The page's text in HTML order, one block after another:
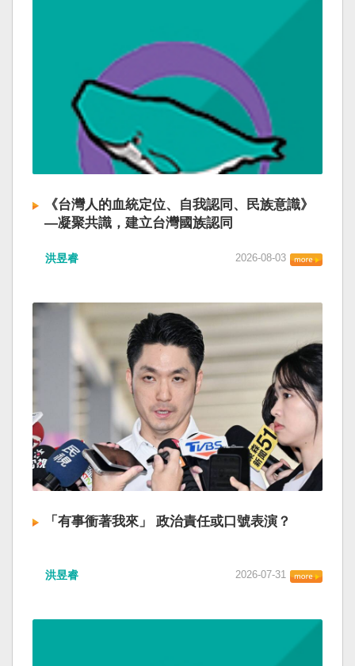
《台灣人的血統定位、自我認同、民族意識》
—凝聚共識，建立台灣國族認同
洪昱睿 2026-08-03
「有事衝著我來」 政治責任或口號表演？
洪昱睿 2026-07-31